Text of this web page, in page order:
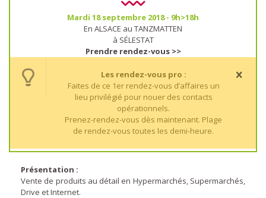
Mardi 18 septembre 2018 - 9h>18h
En ALSACE au TANZMATTEN
à SÉLESTAT
Prendre rendez-vous >>
Les rendez-vous pro :
Faites de ce 1er rendez-vous d’affaires un
lieu privilégié pour nouer des contacts
opérationnels.
Prenez-rendez-vous dès maintenant. Plage
de rendez-vous toutes les demi-heure.
Présentation :
Vente de produits au détail en Hypermarchés, Supermarchés,
Drive et Internet.